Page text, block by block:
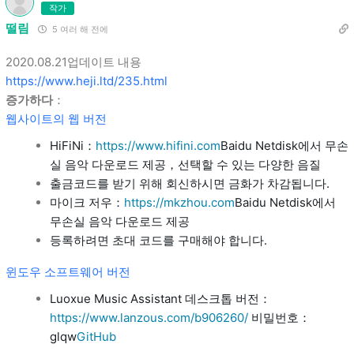
작가
떨림 5 여러 해 전에
2020.08.21업데이트 내용
https://www.heji.ltd/235.html
증가하다：
웹사이트의 웹 버전
HiFiNi： https://www.hifini.comBaidu Netdisk에서 무손
실 음악 다운로드 제공，선택할 수 있는 다양한 음질
출금코드를 받기 위해 회신하시면 금화가 차감됩니다.
마이크 저우： https://mkzhou.comBaidu Netdisk에서
무손실 음악 다운로드 제공
등록하려면 초대 코드를 구매해야 합니다.
윈도우 소프트웨어 버전
Luoxue Music Assistant 데스크톱 버전：
https://www.lanzous.com/b906260/비밀번호：
glqwGitHub